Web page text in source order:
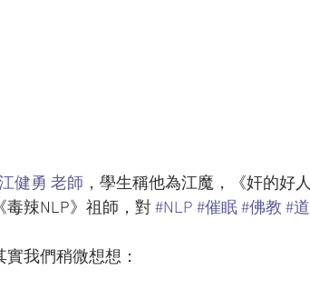
健勇 老師 ，學生稱他為江魔，《奸的好
《毒辣NLP》祖師，對 #NLP #催眠#佛教 #
實我們稍微想想：